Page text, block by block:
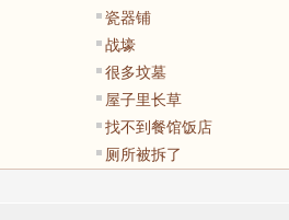
瓷器铺
战壕
很多坟墓
屋子里长草
找不到餐馆饭店
厕所被拆了